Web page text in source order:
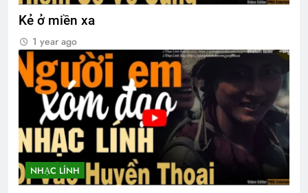
Kẻ ở miền xa
1 year ago
NHẠC LÍNH